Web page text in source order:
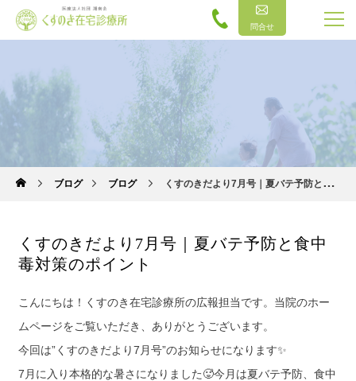
問合せ
ブログ ブログ くすのきだより7月号｜夏バテ予防と食中毒対策のポイント
くすのきだより7月号｜夏バテ予防と食中
毒対策のポイント
こんにちは！くすのき在宅診療所の広報担当です。当院のホー
ムページをご覧いただき、ありがとうございます。
今回は”くすのきだより7月号”のお知らせになります✨
7月に入り本格的な暑さになりました🥵今月は夏バテ予防、食中